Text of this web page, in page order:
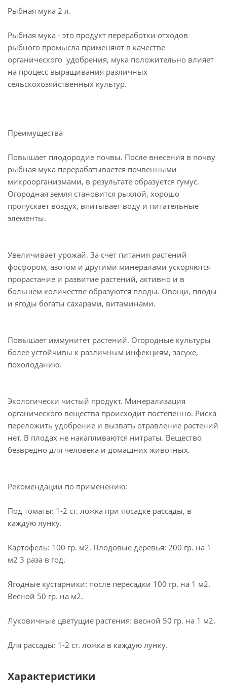
Рыбная мука 2 л.
Рыбная мука - это продукт переработки отходов
рыбного промысла применяют в качестве
органического удобрения, мука положительно влияет
на процесс выращивания различных
сельскохозяйственных культур.
Преимущества
Повышает плодородие почвы. После внесения в почву
рыбная мука перерабатывается почвенными
микроорганизмами, в результате образуется гумус.
Огородная земля становится рыхлой, хорошо
пропускает воздух, впитывает воду и питательные
элементы.
Увеличивает урожай. За счет питания растений
фосфором, азотом и другими минералами ускоряются
прорастание и развитие растений, активно и в
большем количестве образуются плоды. Овощи, плоды
и ягоды богаты сахарами, витаминами.
Повышает иммунитет растений. Огородные культуры
более устойчивы к различным инфекциям, засухе,
похолоданию.
Экологически чистый продукт. Минерализация
органического вещества происходит постепенно. Риска
переложить удобрение и вызвать отравление растений
нет. В плодах не накапливаются нитраты. Вещество
безвредно для человека и домашних животных.
Рекомендации по применению:
Под томаты: 1-2 ст. ложка при посадке рассады, в
каждую лунку.
Картофель: 100 гр. м2. Плодовые деревья: 200 гр. на 1
м2 3 раза в год.
Ягодные кустарники: после пересадки 100 гр. на 1 м2.
Весной 50 гр. на м2.
Луковичные цветущие растения: весной 50 гр. на 1 м2.
Для рассады: 1-2 ст. ложка в каждую лунку.
Характеристики